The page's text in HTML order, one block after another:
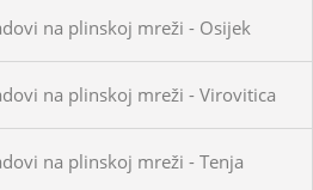
na plinskoj mreži - Osijek
na plinskoj mreži - Virovitica
na plinskoj mreži - Tenja